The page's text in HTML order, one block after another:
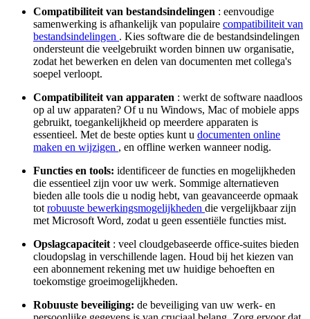
Compatibiliteit van bestandsindelingen : eenvoudige
samenwerking is afhankelijk van populaire compatibiliteit van
bestandsindelingen . Kies software die de bestandsindelingen
ondersteunt die veelgebruikt worden binnen uw organisatie,
zodat het bewerken en delen van documenten met collega's
soepel verloopt.
Compatibiliteit van apparaten : werkt de software naadloos
op al uw apparaten? Of u nu Windows, Mac of mobiele apps
gebruikt, toegankelijkheid op meerdere apparaten is
essentieel. Met de beste opties kunt u documenten online
maken en wijzigen , en offline werken wanneer nodig.
Functies en tools: identificeer de functies en mogelijkheden
die essentieel zijn voor uw werk. Sommige alternatieven
bieden alle tools die u nodig hebt, van geavanceerde opmaak
tot robuuste bewerkingsmogelijkheden die vergelijkbaar zijn
met Microsoft Word, zodat u geen essentiële functies mist.
Opslagcapaciteit : veel cloudgebaseerde office-suites bieden
cloudopslag in verschillende lagen. Houd bij het kiezen van
een abonnement rekening met uw huidige behoeften en
toekomstige groeimogelijkheden.
Robuuste beveiliging: de beveiliging van uw werk- en